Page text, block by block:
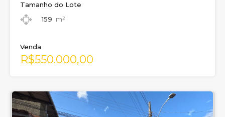
Tamanho do Lote
159 m²
Venda
R$550.000,00